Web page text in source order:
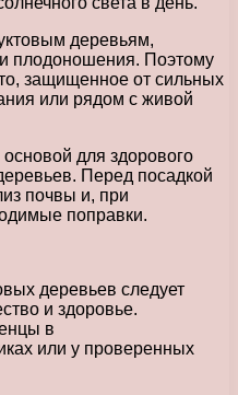
деревьям,
плодоношения. Поэтому
защищенное от сильных
или рядом с живой
для здорового
Перед посадкой
почвы и, при
поправки.
деревьев следует
и здоровье.
в
или у проверенных